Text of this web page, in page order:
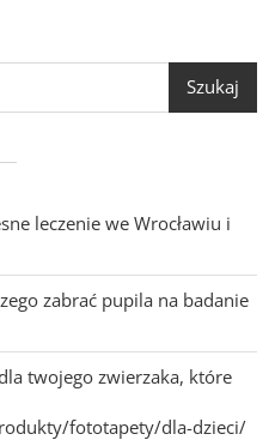
Szukaj
leczenie we Wrocławiu i
zabrać pupila na badanie
twojego zwierzaka, które
fototapety/dla-dzieci/